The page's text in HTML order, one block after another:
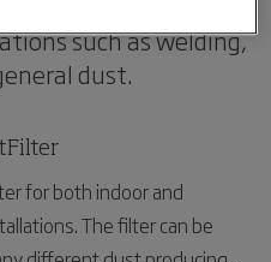
such as welding,
dust.
for both indoor and
The filter can be